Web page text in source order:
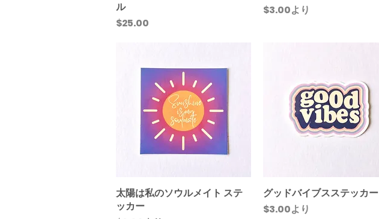
ル
価格
$25.00
$3.00より
セール価格
クイックビュー
太陽は私のソウルメイト ステ
ッカー
クイックビュー
グッドバイブスステッカー
$3.00より
セール価格